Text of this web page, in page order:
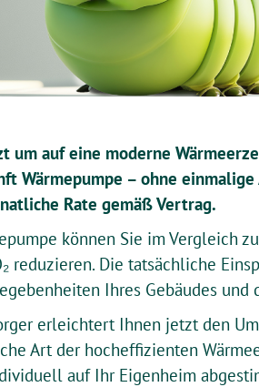
um auf eine moderne
Wärmepumpe – ohne
Rate gemäß Vertrag.
können Sie im Vergleich
reduzieren. Die tatsächliche
Ihres Gebäudes und
erleichtert Ihnen jetzt den
Art der hocheffizienten
auf Ihr Eigenheim